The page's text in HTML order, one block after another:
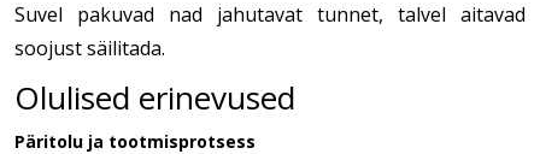
Suvel pakuvad nad jahutavat tunnet, talvel aitavad
soojust säilitada.
Olulised erinevused
Päritolu ja tootmisprotsess